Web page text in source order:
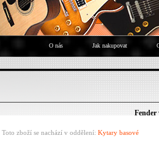
O nás Jak nakupovat
Fender
Toto zboží se nachází v oddělení: Kytary basové